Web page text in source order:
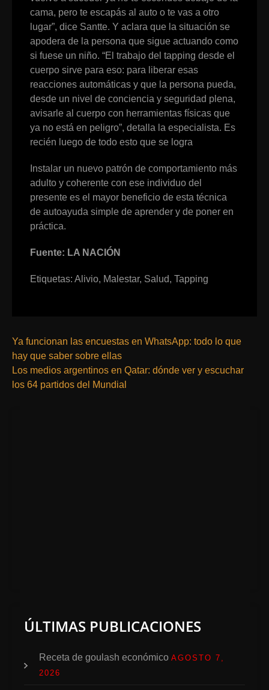
cama, pero te escapás al auto o te vas a otro
lugar”, dice Santte. Y aclara que la situación se
apodera de la persona que sigue actuando como
si fuese un niño. “El trabajo del tapping desde el
cuerpo sirve para eso: para liberar esas
reacciones automáticas y que la persona pueda,
desde un nivel de conciencia y seguridad plena,
avisarle al cuerpo con herramientas físicas que
ya no está en peligro”, detalla la especialista. Es
recién luego de todo esto que se logra
Instalar un nuevo patrón de comportamiento más
adulto y coherente con ese individuo del
presente es el mayor beneficio de esta técnica
de autoayuda simple de aprender y de poner en
práctica.
Fuente: LA NACIÓN
Etiquetas: Alivio, Malestar, Salud, Tapping
Ya funcionan las encuestas en WhatsApp: todo lo que
hay que saber sobre ellas
Los medios argentinos en Qatar: dónde ver y escuchar
los 64 partidos del Mundial
ÚLTIMAS PUBLICACIONES
Receta de goulash económico AGOSTO 7,
2026